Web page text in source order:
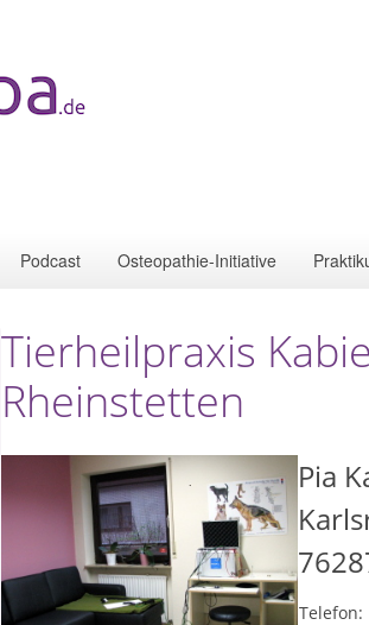
Podcast Osteopathie-Initiative
Tierheilpraxis
Rheinstetten
Pia
Telefon: